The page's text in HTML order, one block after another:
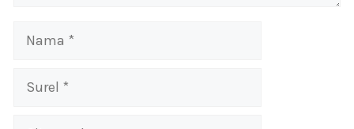
Nama
Surel
Situs